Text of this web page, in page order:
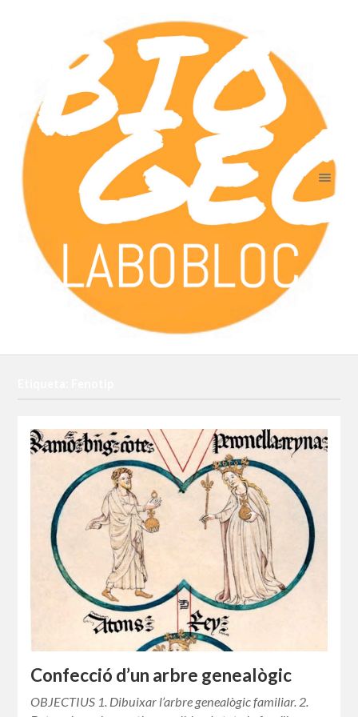
Confecció d’un arbre genealògic
OBJECTIUS 1. Dibuixar l’arbre genealògic familiar. 2.